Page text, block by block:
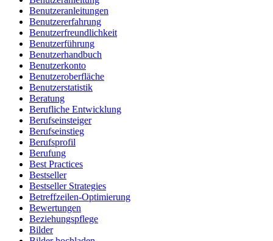
Benutzeranleitungen
Benutzererfahrung
Benutzerfreundlichkeit
Benutzerführung
Benutzerhandbuch
Benutzerkonto
Benutzeroberfläche
Benutzerstatistik
Beratung
Berufliche Entwicklung
Berufseinsteiger
Berufseinstieg
Berufsprofil
Berufung
Best Practices
Bestseller
Bestseller Strategies
Betreffzeilen-Optimierung
Bewertungen
Beziehungspflege
Bilder